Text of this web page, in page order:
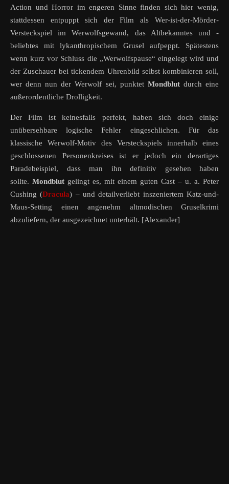
Action und Horror im engeren Sinne finden sich hier wenig,
stattdessen entpuppt sich der Film als Wer-ist-der-Mörder-
Versteckspiel im Werwolfsgewand, das Altbekanntes und -
beliebtes mit lykanthropischem Grusel aufpeppt. Spätestens
wenn kurz vor Schluss die „Werwolfspause“ eingelegt wird und
der Zuschauer bei tickendem Uhrenbild selbst kombinieren soll,
wer denn nun der Werwolf sei, punktet Mondblutdurch eine
außerordentliche Drolligkeit.
Der Film ist keinesfalls perfekt, haben sich doch einige
unübersehbare logische Fehler eingeschlichen. Für das
klassische Werwolf-Motiv des Versteckspiels innerhalb eines
geschlossenen Personenkreises ist er jedoch ein derartiges
Paradebeispiel, dass man ihn definitiv gesehen haben
sollte. Mondblut gelingt es, mit einem guten Cast – u. a. Peter
Cushing (Dracula) – und detailverliebt inszeniertem Katz-und-
Maus-Setting einen angenehm altmodischen Gruselkrimi
abzuliefern, der ausgezeichnet unterhält. [Alexander]